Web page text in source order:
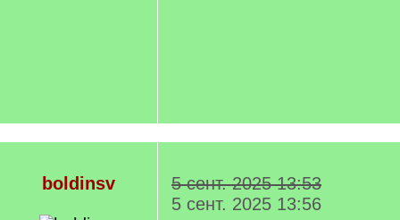
boldinsv
5 сент. 2025 13:53
5 сент. 2025 13:56